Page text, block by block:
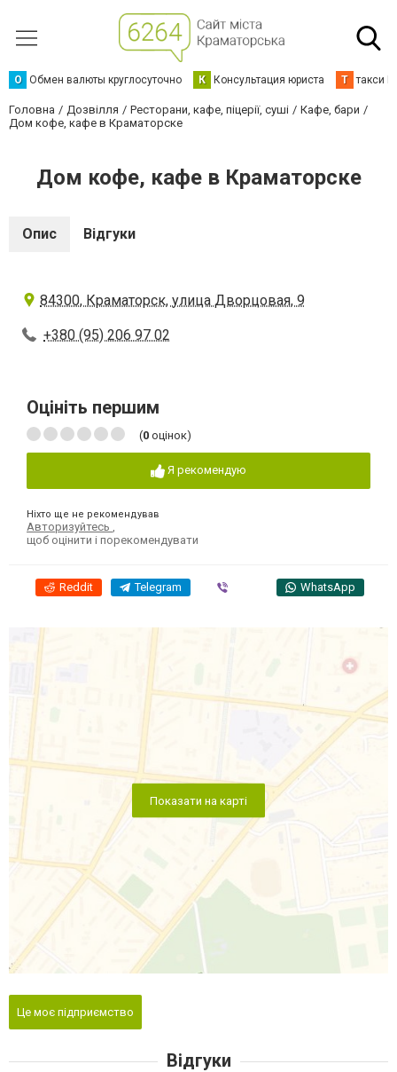
О Обмен валюты круглосуточно К Консультация юриста Т такси
Головна Дозвілля Ресторани, кафе, піцерії, суші
Кафе, бари
Дом кофе, кафе в Краматорске
Дом кофе, кафе в Краматорске
Опис Відгуки
84300, Краматорск, улица Дворцовая, 9
+380 (95) 206 97 02
Оцініть першим
(0 оцінок)
Я рекомендую
Ніхто ще не рекомендував
Авторизуйтесь
щоб оцінити і порекомендувати
Reddit Telegram WhatsApp
Показати на карті
Це моє підприємство
Відгуки